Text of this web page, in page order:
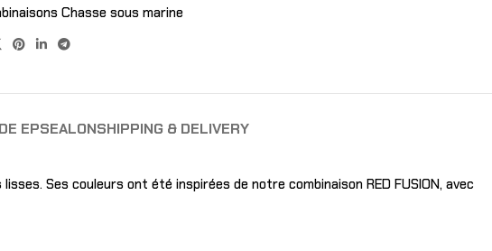
Chasse sous marine
EPSEALONSHIPPING & DELIVERY
Ses couleurs ont été inspirées de notre combinaison RED FUSION, avec